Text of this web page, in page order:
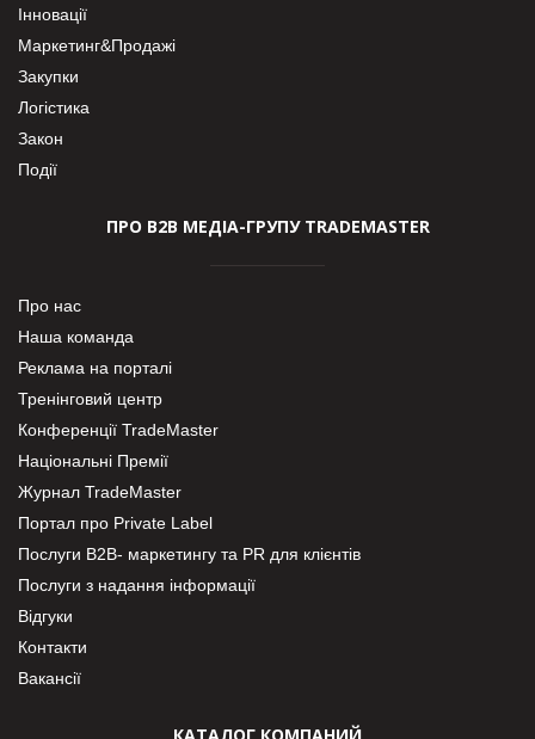
Інновації
Маркетинг&Продажі
Закупки
Логістика
Закон
Події
ПРО В2В МЕДІА-ГРУПУ TRADEMASTER
Про нас
Наша команда
Реклама на порталі
Тренінговий центр
Конференції TradeMaster
Національні Премії
Журнал TradeMaster
Портал про Private Label
Послуги В2В- маркетингу та PR для клієнтів
Послуги з надання інформації
Відгуки
Контакти
Вакансії
КАТАЛОГ КОМПАНИЙ